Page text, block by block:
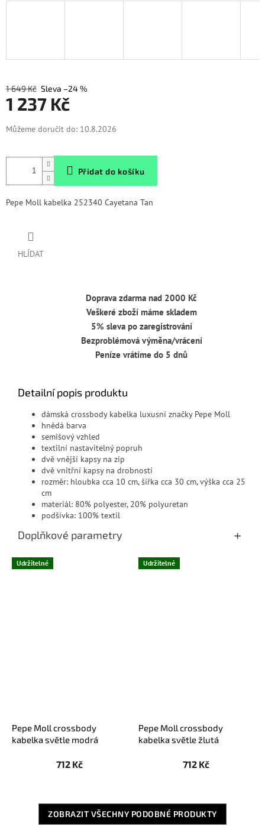
1 649 Kč –24 %
1 237 Kč
Měrná
cena:
Můžeme doručit do: 10.8.2026
Přidat do košíku
Pepe Moll kabelka 252340 Cayetana Tan
HLÍDAT
Doprava zdarma nad 2000 Kč
Veškeré zboží máme skladem
5% sleva po zaregistrování
Bezproblémová výměna/vrácení
Peníze vrátíme do 5 dnů
Detailní popis produktu
dámská crossbody kabelka luxusní značky Pepe Moll
hnědá barva
semišový vzhled
textilní nastavitelný popruh
dvě vnější kapsy na zip
dvě vnitřní kapsy na drobnosti
rozměr: hloubka cca 10 cm, šířka cca 30 cm, výška cca 25
cm
materiál: 80% polyester, 20% polyuretan
podšívka: 100% textil
Doplňkové parametry
Udržitelné
Pepe Moll crossbody
kabelka světle modrá
712 Kč
Udržitelné
Pepe Moll crossbody
kabelka světle žlutá
712 Kč
ZOBRAZIT VŠECHNY PODOBNÉ PRODUKTY